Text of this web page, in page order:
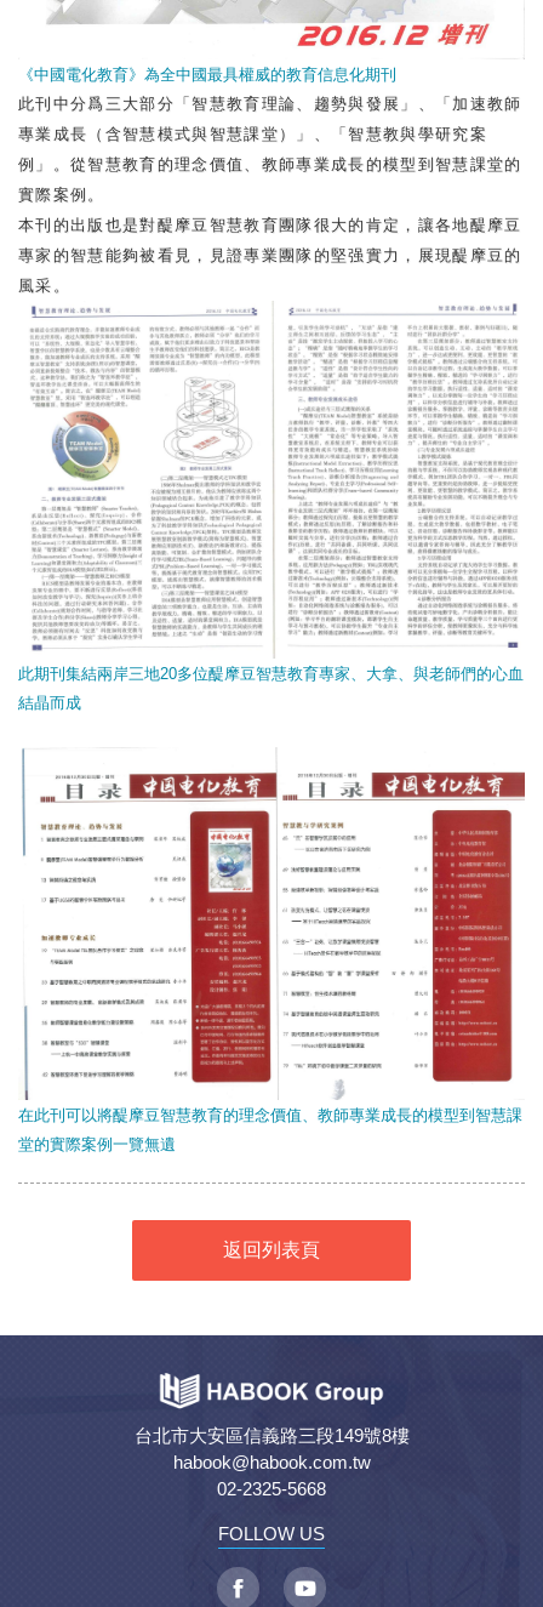
《中國電化教育》為全中國最具權威的教育信息化期刊
此刊中分爲三大部分「智慧教育理論、趨勢與發展」、「加速教師
專業成長（含智慧模式與智慧課堂）」、「智慧教與學研究案
例」。從智慧教育的理念價值、教師專業成長的模型到智慧課堂的
實際案例。
本刊的出版也是對醍摩豆智慧教育團隊很大的肯定，讓各地醍摩豆
專家的智慧能夠被看見，見證專業團隊的堅强實力，展現醍摩豆的
風采。
此期刊集結兩岸三地20多位醍摩豆智慧教育專家、大拿、與老師們的心血
結晶而成
在此刊可以將醍摩豆智慧教育的理念價值、教師專業成長的模型到智慧課
堂的實際案例一覽無遺
返回列表頁
台北市大安區信義路三段149號8樓
habook@habook.com.tw
02-2325-5668
FOLLOW US